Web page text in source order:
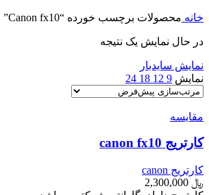
خانه محصولات برچسب خورده “Canon fx10”
در حال نمایش یک نتیجه
نمایش سایدبار
نمایش 9
12
18
24
مقایسه
کارتریج canon fx10
کارتریج canon
﷼